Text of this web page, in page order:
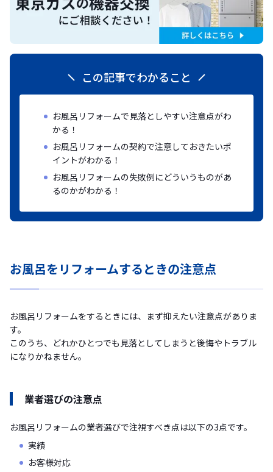
この記事でわかること
お風呂リフォームで見落としやすい注意点がわ
かる！
お風呂リフォームの契約で注意しておきたいポ
イントがわかる！
お風呂リフォームの失敗例にどういうものがあ
るのかがわかる！
お風呂をリフォームするときの注意点
お風呂リフォームをするときには、まず抑えたい注意点がありま
す。
このうち、どれかひとつでも見落としてしまうと後悔やトラブル
になりかねません。
業者選びの注意点
お風呂リフォームの業者選びで注視すべき点は以下の3点です。
実績
お客様対応